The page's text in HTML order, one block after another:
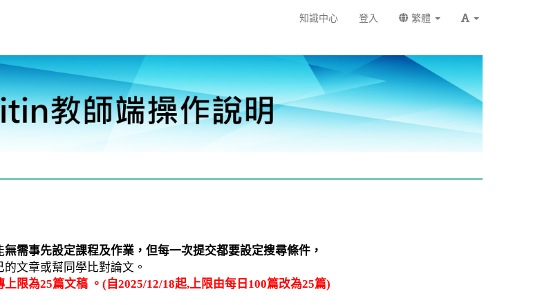
知識中心 登入 繁體
無需事先設定課程及作業，但每一次提交都要設定搜尋條件，
文章或幫同學比對論文。
上限為25篇文稿 。(自2025/12/18起,上限由每日100篇改為25篇)